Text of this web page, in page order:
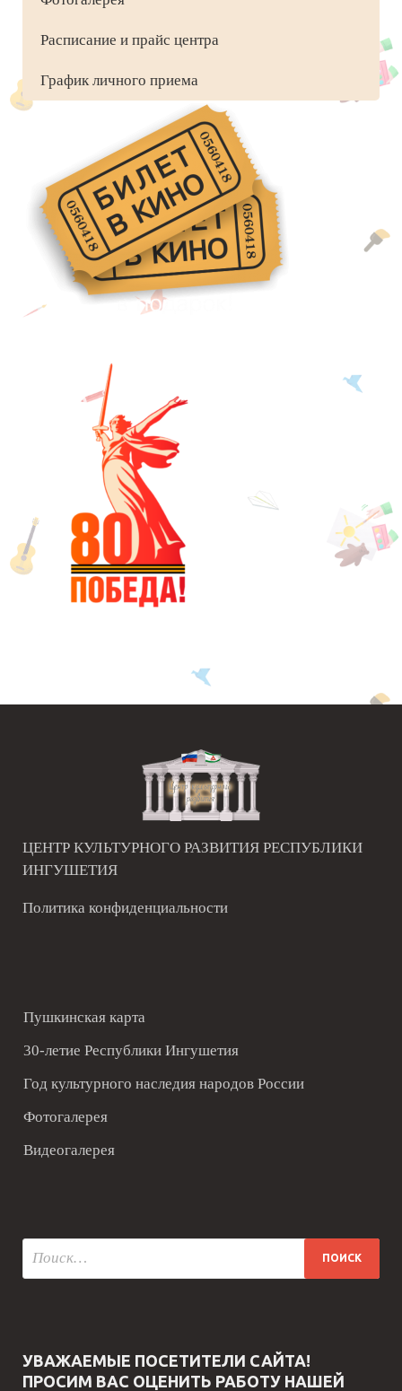
Расписание и прайс центра
График личного приема
ЦЕНТР КУЛЬТУРНОГО РАЗВИТИЯ РЕСПУБЛИКИ
ИНГУШЕТИЯ
Политика конфиденциальности
Пушкинская карта
30-летие Республики Ингушетия
Год культурного наследия народов России
Фотогалерея
Видеогалерея
УВАЖАЕМЫЕ ПОСЕТИТЕЛИ САЙТА!
ПРОСИМ ВАС ОЦЕНИТЬ РАБОТУ НАШЕЙ